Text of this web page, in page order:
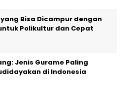
yang Bisa Dicampur dengan
Polikultur dan Cepat
Jenis Gurame Paling
di Indonesia